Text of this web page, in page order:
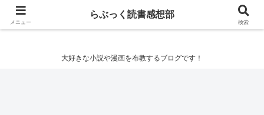
らぶっく読書感想部
大好きな小説や漫画を布教するブログです！
メニュー
らぶっく読書感想部
検索